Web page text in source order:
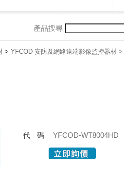
產品搜尋
> YFCOD-安防及網路遠端影像監控器材 >
代碼 YFCOD-WT8004HD